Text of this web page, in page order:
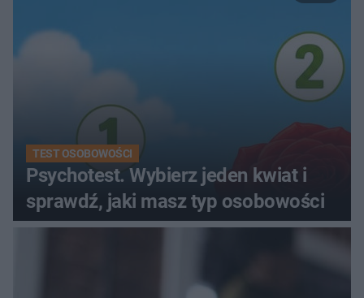
TEST OSOBOWOŚCI
Psychotest. Wybierz jeden kwiat i
sprawdź, jaki masz typ osobowości